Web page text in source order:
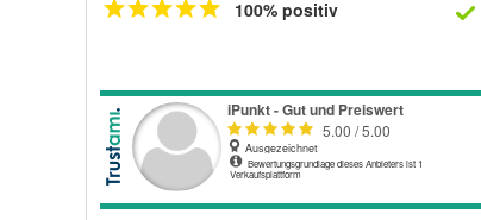
100% positiv